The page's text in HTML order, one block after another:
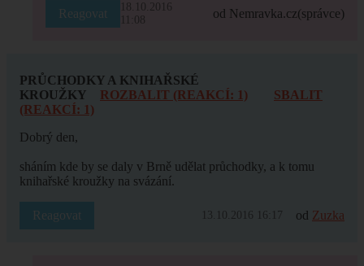
Reagovat
18.10.2016
11:08
od Nemravka.cz(správce)
PRŮCHODKY A KNIHAŘSKÉ
KROUŽKY
ROZBALIT (REAKCÍ: 1)
SBALIT
(REAKCÍ: 1)
Dobrý den,
sháním kde by se daly v Brně udělat průchodky, a k tomu
knihařské kroužky na svázání.
Reagovat 13.10.2016 16:17 od Zuzka